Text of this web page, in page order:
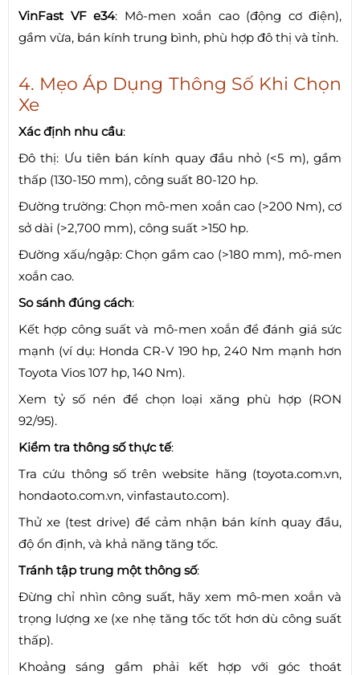
VinFast VF e34: Mô-men xoắn cao (động cơ điện),
gầm vừa, bán kính trung bình, phù hợp đô thị và tỉnh.
4. Mẹo Áp Dụng Thông Số Khi Chọn
Xe
Xác định nhu cầu:
Đô thị: Ưu tiên bán kính quay đầu nhỏ (<5 m), gầm
thấp (130-150 mm), công suất 80-120 hp.
Đường trường: Chọn mô-men xoắn cao (>200 Nm), cơ
sở dài (>2,700 mm), công suất >150 hp.
Đường xấu/ngập: Chọn gầm cao (>180 mm), mô-men
xoắn cao.
So sánh đúng cách:
Kết hợp công suất và mô-men xoắn để đánh giá sức
mạnh (ví dụ: Honda CR-V 190 hp, 240 Nm mạnh hơn
Toyota Vios 107 hp, 140 Nm).
Xem tỷ số nén để chọn loại xăng phù hợp (RON
92/95).
Kiểm tra thông số thực tế:
Tra cứu thông số trên website hãng (toyota.com.vn,
hondaoto.com.vn, vinfastauto.com).
Thử xe (test drive) để cảm nhận bán kính quay đầu,
độ ổn định, và khả năng tăng tốc.
Tránh tập trung một thông số:
Đừng chỉ nhìn công suất, hãy xem mô-men xoắn và
trọng lượng xe (xe nhẹ tăng tốc tốt hơn dù công suất
thấp).
Khoảng sáng gầm phải kết hợp với góc thoát